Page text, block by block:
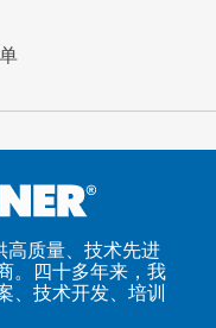
高质量、技术先进
。四十多年来，我
、技术开发、培训